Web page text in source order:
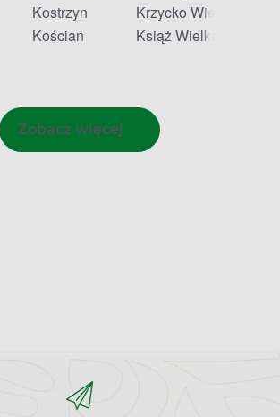
Kostrzyn
Kościan
Krzycko Wielkie
Książ Wielkopolski
Zobacz więcej